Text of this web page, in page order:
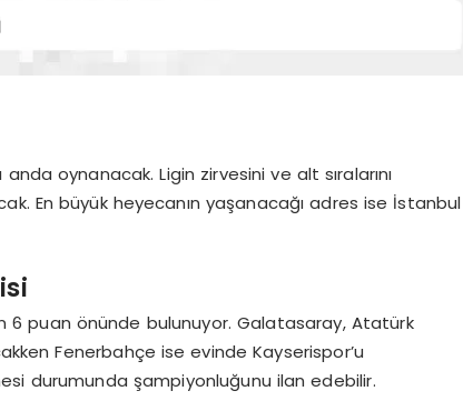
oynanacak. Ligin zirvesini ve alt sıralarını
En büyük heyecanın yaşanacağı adres ise İstanbul
6 puan önünde bulunuyor. Galatasaray, Atatürk
Fenerbahçe ise evinde Kayserispor’u
durumunda şampiyonluğunu ilan edebilir.